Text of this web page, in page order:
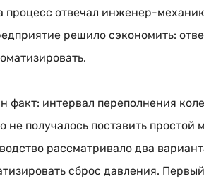
процесс отвечал инженер-механик
решило сэкономить:
факт: интервал переполнения
не получалось поставить
рассматривало два
сброс давления.